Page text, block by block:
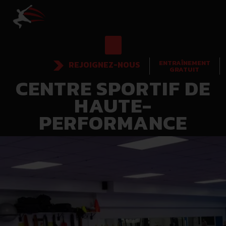
REJOIGNEZ-NOUS ENTRAÎNEMENT
GRATUIT
CENTRE SPORTIF DE
HAUTE-
PERFORMANCE